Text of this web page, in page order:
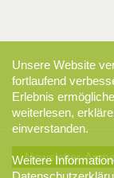
Newsletter-
Unsere Website
fortlaufend
Erlebnis
weiterlesen,
einverstanden.
Weitere